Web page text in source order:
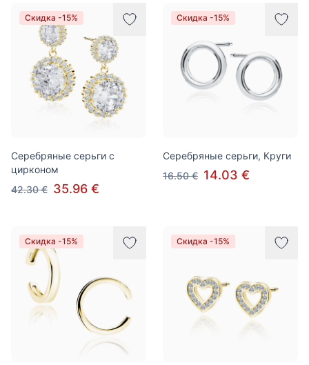
Скидка -15%
Серебряные серьги с
цирконом
42.30 € 35.96 €
Скидка -15%
Серебряные серьги, Круги
16.50 € 14.03 €
Скидка -15% Скидка -15%